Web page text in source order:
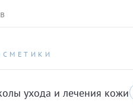
ухода и лечения кожи